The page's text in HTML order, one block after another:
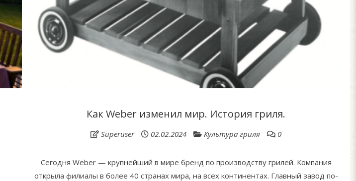
Как Weber изменил мир. История гриля.
Superuser 02.02.2024 Культура гриля 0
Сегодня Weber — крупнейший в мире бренд по производству грилей. Компания
открыла филиалы в более 40 странах мира, на всех континентах. Главный завод по-